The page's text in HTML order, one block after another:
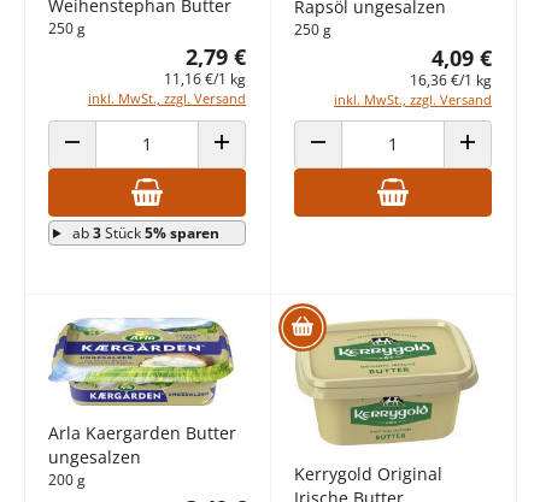
Weihenstephan Butter
250 g
2,79 €
11,16 €/1 kg
inkl. MwSt., zzgl. Versand
ANZAHL VERRINGERN ANZAHL ERHÖHEN
ab3Stück5% sparen
Rapsöl ungesalzen
250 g
4,09 €
16,36 €/1 kg
inkl. MwSt., zzgl. Versand
ANZAHL VERRINGERN ANZAHL
Arla Kaergarden Butter
ungesalzen
200 g
Kerrygold Original